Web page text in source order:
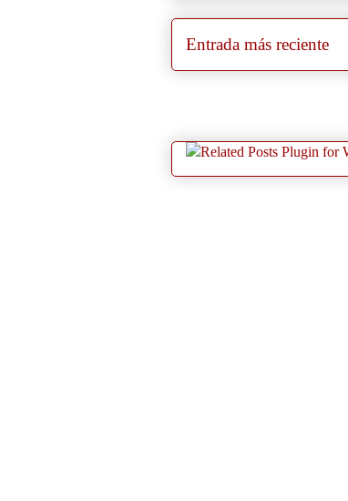
Entrada más reciente